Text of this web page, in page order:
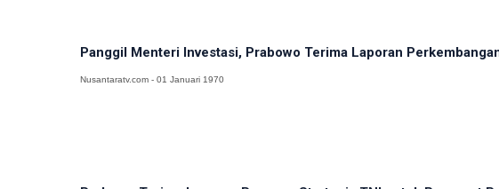
Panggil Menteri Investasi, Prabowo Terima Laporan
Nusantaratv.com - 01 Januari 1970